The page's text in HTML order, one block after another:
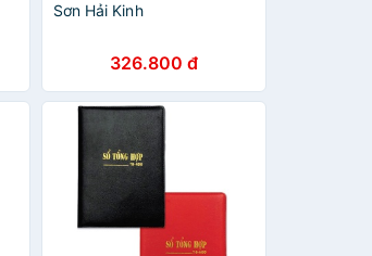
Sơn Hải Kinh
326.800 đ